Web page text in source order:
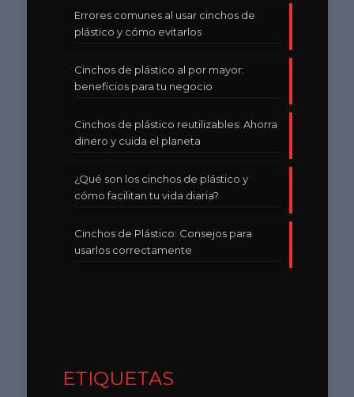
Errores comunes al usar cinchos de
plástico y cómo evitarlos
Cinchos de plástico al por mayor:
beneficios para tu negocio
Cinchos de plástico reutilizables: Ahorra
dinero y cuida el planeta
¿Qué son los cinchos de plástico y
cómo facilitan tu vida diaria?
Cinchos de Plástico: Consejos para
usarlos correctamente
ETIQUETAS